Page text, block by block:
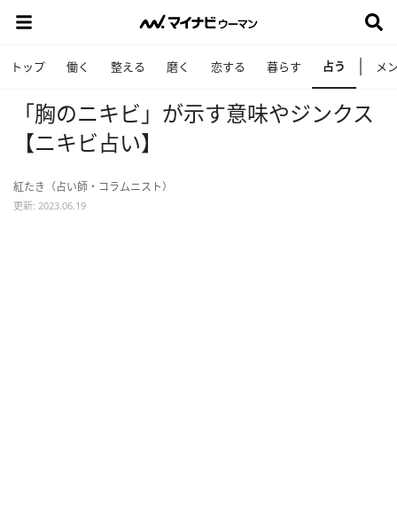
トップ 働く 整える 磨く 恋する 暮らす 占う メ
「胸のニキビ」が示す意味やジンクス
【ニキビ占い】
紅たき（占い師・コラムニスト）
更新: 2023.06.19